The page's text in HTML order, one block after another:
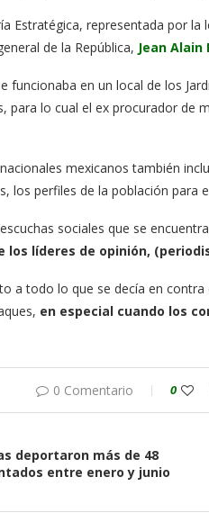
Estratégica, representada por
de la República, Jean Alain
funcionaba en un local de los
para lo cual el ex procurador de
mexicanos también
los perfiles de la población para
sociales que se
los líderes de opinión,
a todo lo que se decía en
en especial cuando los
0 Comentario 0
deportaron más de 48
entre enero y junio